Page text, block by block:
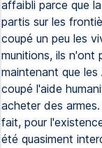
affaibli parce que
partis sur les
coupé un peu les
munitions, ils n'ont
maintenant que les
coupé l'aide
acheter des
fait, pour
été quasiment